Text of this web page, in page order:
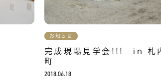
お知らせ
完成現場見学会!!! in 札
町
2018.06.18